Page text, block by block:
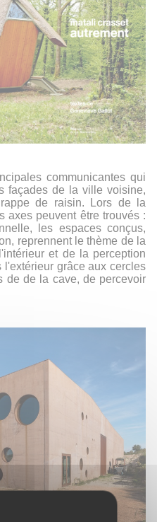
communicantes qui
façades de la ville voisine,
de raisin. Lors de la
axes peuvent être trouvés :
les espaces conçus,
reprennent le thème de la
et de la perception
grâce aux cercles
de de la cave, de percevoir